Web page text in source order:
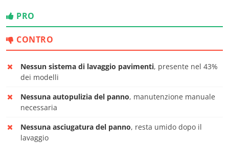
PRO
CONTRO
Nessun sistema di lavaggio pavimenti, presente nel 43%
dei modelli
Nessuna autopulizia del panno, manutenzione manuale
necessaria
Nessuna asciugatura del panno, resta umido dopo il
lavaggio